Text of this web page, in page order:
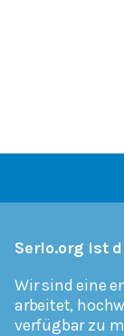
Serlo.org ist
Wir sind eine
arbeitet,
verfügbar zu